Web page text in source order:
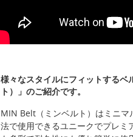
様々なスタイルにフィットする
ト）」のご紹介です。
MIN Belt（ミンベルト）はミニ
法で使用できるユニークでプレミ